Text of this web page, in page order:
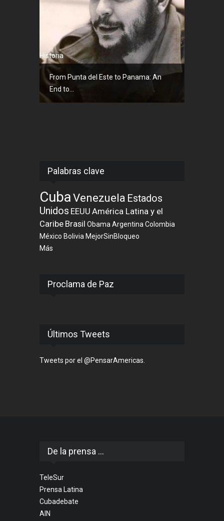
Historia
From Punta del Este to Panama: An
End to...
Palabras clave
CubaVenezuela Estados
Unidos EEUU América Latina y el
Caribe Brasil Obama Argentina Colombia
México Bolivia MejorSinBloqueo
Más
Proclama de Paz
Últimos Tweets
Tweets por el @PensarAmericas.
De la prensa ...
TeleSur
Prensa Latina
Cubadebate
AIN